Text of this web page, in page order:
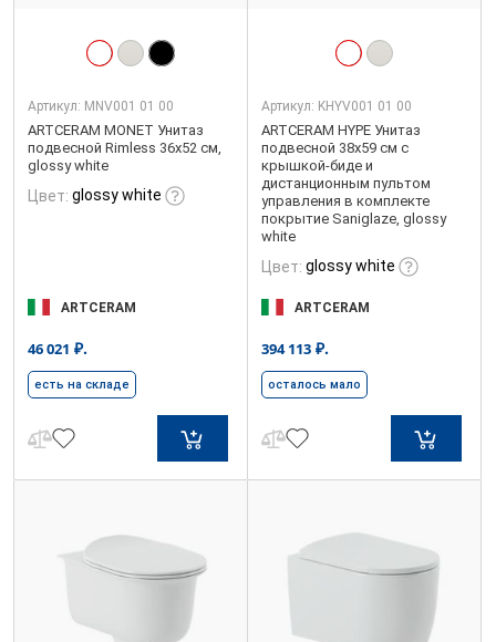
Артикул: MNV001 01 00
ARTCERAM MONET Унитаз
подвесной Rimless 36х52 см,
glossy white
Цвет: glossy white
ARTCERAM
46 021 ₽.
есть на складе
Артикул: KHYV001 01 00
ARTCERAM HYPE Унитаз
подвесной 38х59 см с
крышкой-биде и
дистанционным пультом
управления в комплекте
покрытие Saniglaze, glossy
white
Цвет: glossy white
ARTCERAM
394 113 ₽.
осталось мало